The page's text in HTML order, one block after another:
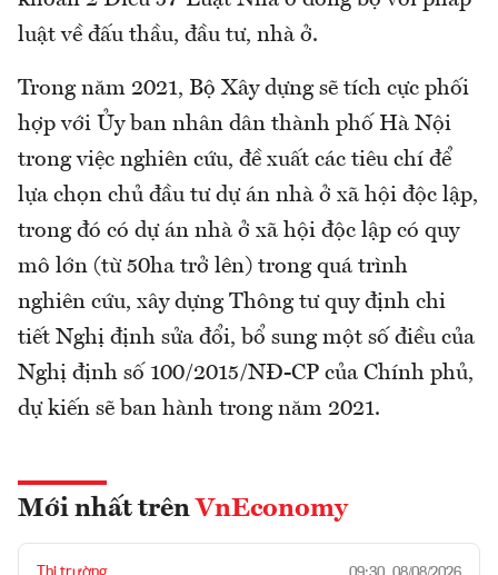
luật về đấu thầu, đầu tư, nhà ở.
Trong năm 2021, Bộ Xây dựng sẽ tích cực phối
hợp với Ủy ban nhân dân thành phố Hà Nội
trong việc nghiên cứu, đề xuất các tiêu chí để
lựa chọn chủ đầu tư dự án nhà ở xã hội độc lập,
trong đó có dự án nhà ở xã hội độc lập có quy
mô lớn (từ 50ha trở lên) trong quá trình
nghiên cứu, xây dựng Thông tư quy định chi
tiết Nghị định sửa đổi, bổ sung một số điều của
Nghị định số 100/2015/NĐ-CP của Chính phủ,
dự kiến sẽ ban hành trong năm 2021.
Mới nhất trên VnEconomy